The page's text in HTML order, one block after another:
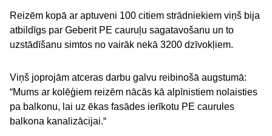
Reizēm kopā ar aptuveni 100 citiem strādniekiem viņš bija
atbildīgs par Geberit PE cauruļu sagatavošanu un to
uzstādīšanu simtos no vairāk nekā 3200 dzīvokļiem.
Viņš joprojām atceras darbu galvu reibinošā augstumā:
“Mums ar kolēģiem reizēm nācās kā alpīnistiem nolaisties
pa balkonu, lai uz ēkas fasādes ierīkotu PE caurules
balkona kanalizācijai.“